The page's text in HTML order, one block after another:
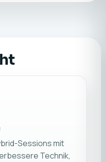
Sessions mit
Technik,